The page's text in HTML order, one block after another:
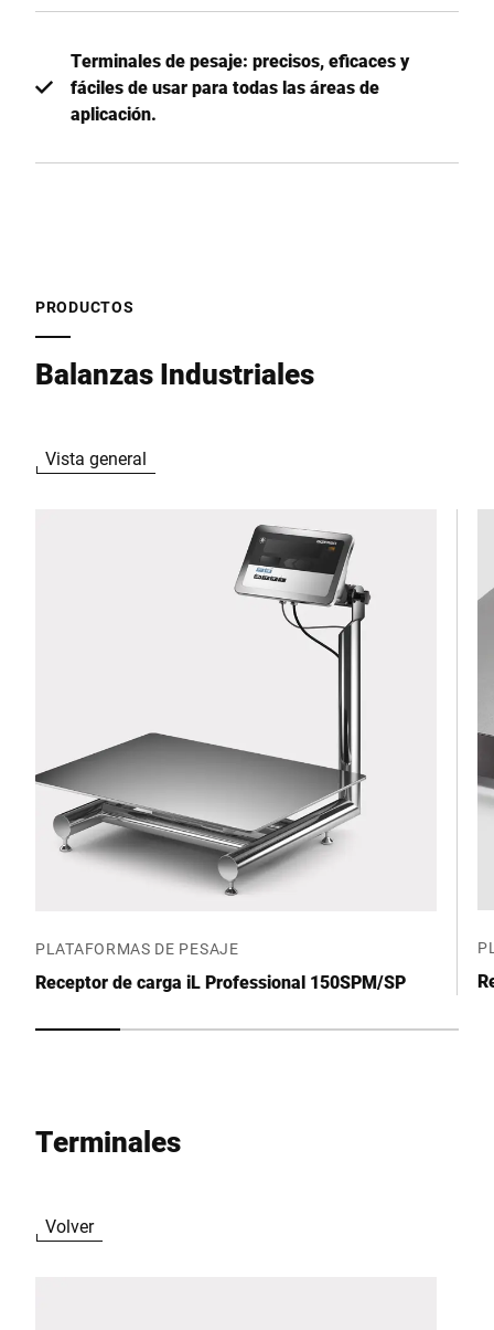
Terminales de pesaje: precisos, eficaces y
fáciles de usar para todas las áreas de
aplicación.
PRODUCTOS
Balanzas Industriales
Vista general
PLATAFORMAS DE PESAJE
Receptor de carga iL Professional 150SPM/SP
Terminales
Volver